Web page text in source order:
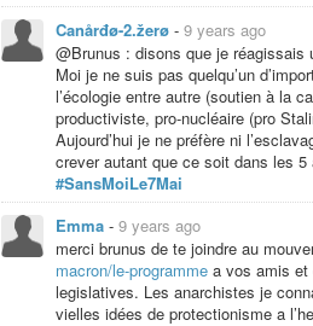
Canårđø-2.žerø - 9 years ago
@Brunus : disons que je réagissais
Moi je ne suis pas quelqu’un
l’écologie entre autre (soutien à la
productiviste, pro-nucléaire (pro
Aujourd’hui je ne préfère ni
crever autant que ce soit dans les 5
#SansMoiLe7Mai
Emma - 9 years ago
merci brunus de te joindre au
macron/le-programme a vos amis et
legislatives. Les anarchistes je
vielles idées de protectionisme a